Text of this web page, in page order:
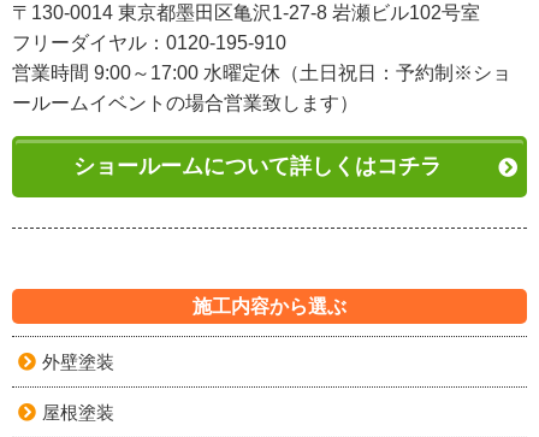
〒130-0014 東京都墨田区亀沢1-27-8 岩瀬ビル102号室
フリーダイヤル：0120-195-910
営業時間 9:00～17:00 水曜定休（土日祝日：予約制※ショ
ールームイベントの場合営業致します）
ショールームについて詳しくはコチラ
施工内容から選ぶ
外壁塗装
屋根塗装